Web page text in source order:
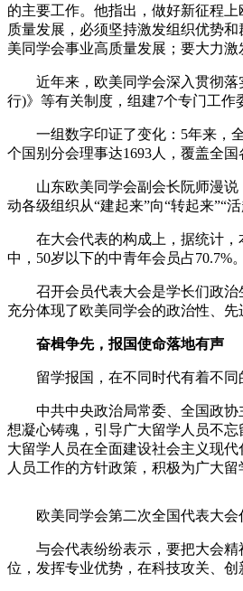
的主要工作。他指出，做好新征程
质量发展，必须坚持激发组织优势
美同学会事业高质量发展；要大力激
近年来，欧美同学会深入贯彻落
行)》等有关制度，组建7个专门工作
一组数字印证了变化：5年来，全
个国别分会理事达1693人，覆盖全国
山东欧美同学会副会长阮师漫说
动各级组织从“建起来”向“转起来”“
在大会代表的构成上，据统计，本
中，50岁以下的中青年会员占70.7%。
召开会员代表大会是学长们政治生
充分体现了欧美同学会的政治性、
奋楫争先，报国使命落地有声
留学报国，在不同时代有着不同
中共中央政治局常委、全国政协主
想凝心铸魂，引导广大留学人员不
大留学人员在全面建设社会主义现
人员工作的方针政策，积极为广大
欧美同学会第二次全国代表大
与会代表纷纷表示，要把大会精神
位，发挥专业优势，在科技攻关、